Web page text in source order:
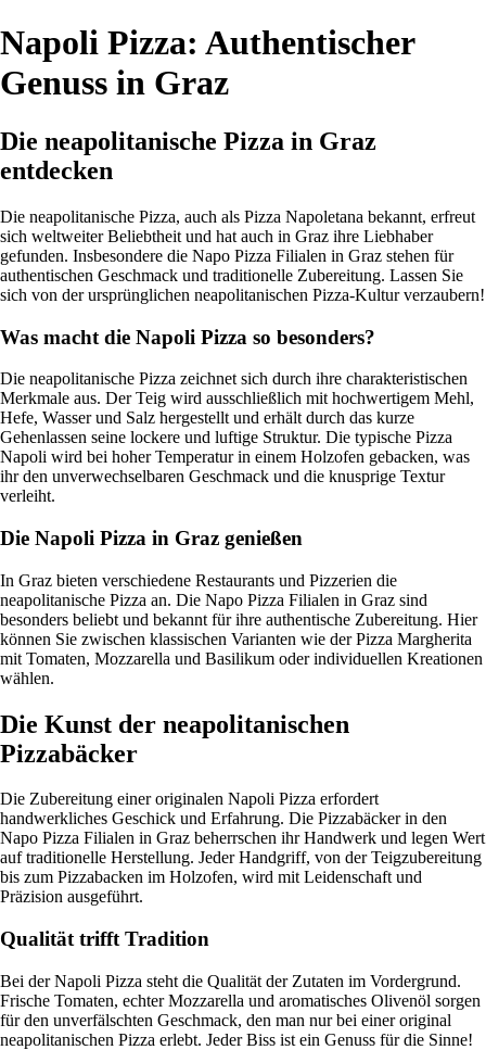
Napoli Pizza: Authentischer
Genuss in Graz
Die neapolitanische Pizza in Graz
entdecken
Die neapolitanische Pizza, auch als Pizza Napoletana bekannt, erfreut
sich weltweiter Beliebtheit und hat auch in Graz ihre Liebhaber
gefunden. Insbesondere die Napo Pizza Filialen in Graz stehen für
authentischen Geschmack und traditionelle Zubereitung. Lassen Sie
sich von der ursprünglichen neapolitanischen Pizza-Kultur verzaubern!
Was macht die Napoli Pizza so besonders?
Die neapolitanische Pizza zeichnet sich durch ihre charakteristischen
Merkmale aus. Der Teig wird ausschließlich mit hochwertigem Mehl,
Hefe, Wasser und Salz hergestellt und erhält durch das kurze
Gehenlassen seine lockere und luftige Struktur. Die typische Pizza
Napoli wird bei hoher Temperatur in einem Holzofen gebacken, was
ihr den unverwechselbaren Geschmack und die knusprige Textur
verleiht.
Die Napoli Pizza in Graz genießen
In Graz bieten verschiedene Restaurants und Pizzerien die
neapolitanische Pizza an. Die Napo Pizza Filialen in Graz sind
besonders beliebt und bekannt für ihre authentische Zubereitung. Hier
können Sie zwischen klassischen Varianten wie der Pizza Margherita
mit Tomaten, Mozzarella und Basilikum oder individuellen Kreationen
wählen.
Die Kunst der neapolitanischen
Pizzabäcker
Die Zubereitung einer originalen Napoli Pizza erfordert
handwerkliches Geschick und Erfahrung. Die Pizzabäcker in den
Napo Pizza Filialen in Graz beherrschen ihr Handwerk und legen Wert
auf traditionelle Herstellung. Jeder Handgriff, von der Teigzubereitung
bis zum Pizzabacken im Holzofen, wird mit Leidenschaft und
Präzision ausgeführt.
Qualität trifft Tradition
Bei der Napoli Pizza steht die Qualität der Zutaten im Vordergrund.
Frische Tomaten, echter Mozzarella und aromatisches Olivenöl sorgen
für den unverfälschten Geschmack, den man nur bei einer original
neapolitanischen Pizza erlebt. Jeder Biss ist ein Genuss für die Sinne!